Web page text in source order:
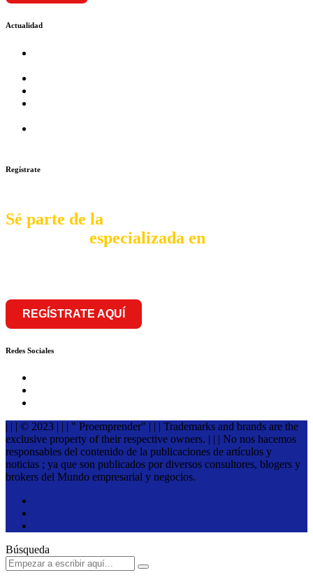
Actualidad
Regístrate
Sé parte de la
especializada en
REGÍSTRATE AQUÍ
Redes Sociales
| | | © 2023 | | | " Proemprender" | | | Trademarks and brands are the
exclusive property of their respective owners. | | | No nos hacemos
responsables del contenido de la publicaciones de artículos y
noticias ; ya que son publicados por diversos consultores, blogers y
brokers del Mundo empresarial y negocios.
Búsqueda